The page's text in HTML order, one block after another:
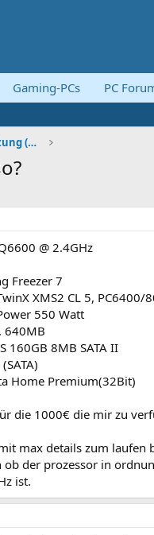
Gaming-PCs PC
Systemvorstellungen und Kaufberatung (Komplettsyst
@ 2.4GHz
Freezer 7
XMS2 CL 5, PC6400/
550 Watt
640MB
160GB 8MB SATA II
Home Premium(32Bit)
die 1000€ die mir zu
max details zum laufen
der prozessor in
ist.